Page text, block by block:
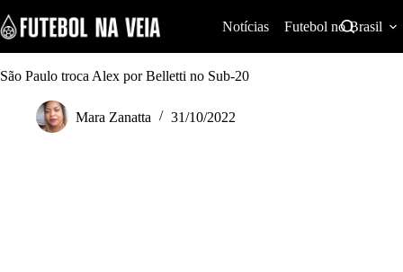
k
i
p
t
Notícias Futebol no Brasil
São Paulo troca Alex por Belletti no Sub-20
Mara Zanatta 31/10/2022